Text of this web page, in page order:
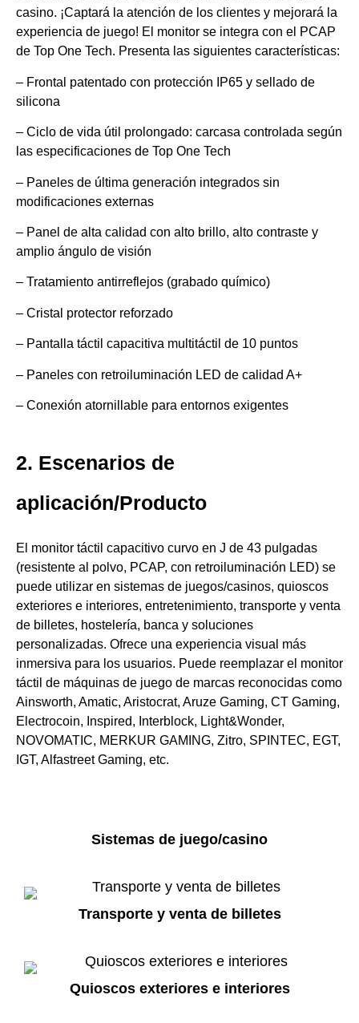
casino. ¡Captará la atención de los clientes y mejorará la
experiencia de juego! El monitor se integra con el PCAP
de Top One Tech. Presenta las siguientes características:
– Frontal patentado con protección IP65 y sellado de
silicona
– Ciclo de vida útil prolongado: carcasa controlada según
las especificaciones de Top One Tech
– Paneles de última generación integrados sin
modificaciones externas
– Panel de alta calidad con alto brillo, alto contraste y
amplio ángulo de visión
– Tratamiento antirreflejos (grabado químico)
– Cristal protector reforzado
– Pantalla táctil capacitiva multitáctil de 10 puntos
– Paneles con retroiluminación LED de calidad A+
– Conexión atornillable para entornos exigentes
2. Escenarios de
aplicación/Producto
El monitor táctil capacitivo curvo en J de 43 pulgadas
(resistente al polvo, PCAP, con retroiluminación LED) se
puede utilizar en sistemas de juegos/casinos, quioscos
exteriores e interiores, entretenimiento, transporte y venta
de billetes, hostelería, banca y soluciones
personalizadas. Ofrece una experiencia visual más
inmersiva para los usuarios. Puede reemplazar el monitor
táctil de máquinas de juego de marcas reconocidas como
Ainsworth, Amatic, Aristocrat, Aruze Gaming, CT Gaming,
Electrocoin, Inspired, Interblock, Light&Wonder,
NOVOMATIC, MERKUR GAMING, Zitro, SPINTEC, EGT,
IGT, Alfastreet Gaming, etc.
Sistemas de juego/casino
Transporte y venta de billetes
Quioscos exteriores e interiores